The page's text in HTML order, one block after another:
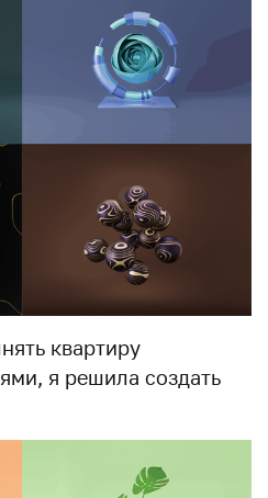
квартиру
я решила создать